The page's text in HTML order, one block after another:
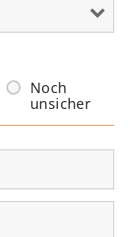
Noch
unsicher